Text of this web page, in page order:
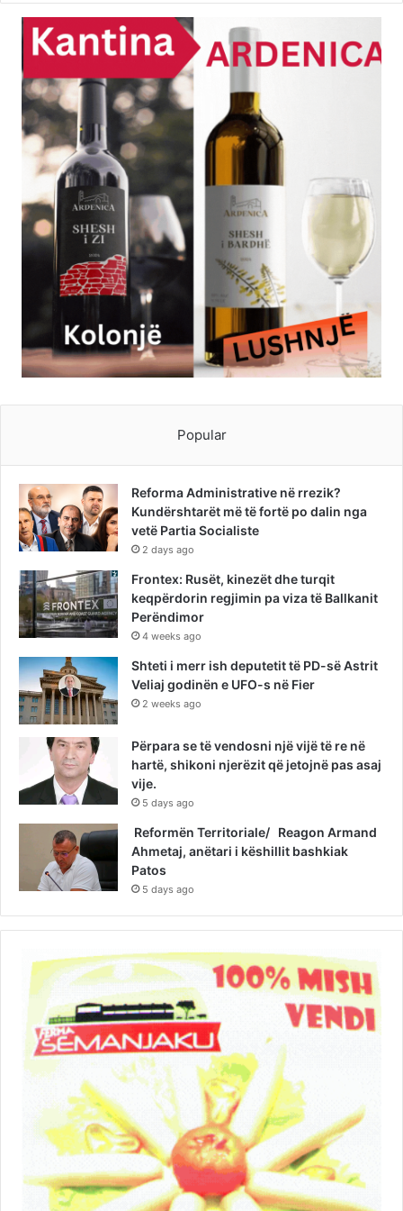
Popular
Reforma Administrative në rrezik?
Kundërshtarët më të fortë po dalin nga
vetë Partia Socialiste
2 days ago
Frontex: Rusët, kinezët dhe turqit
keqpërdorin regjimin pa viza të Ballkanit
Perëndimor
4 weeks ago
Shteti i merr ish deputetit të PD-së Astrit
Veliaj godinën e UFO-s në Fier
2 weeks ago
Përpara se të vendosni një vijë të re në
hartë, shikoni njerëzit që jetojnë pas asaj
vije.
5 days ago
Reformën Territoriale/ Reagon Armand
Ahmetaj, anëtari i këshillit bashkiak
Patos
5 days ago